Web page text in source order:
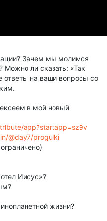
Зачем мы молимся
Можно ли сказать: «Так
ответы на ваши вопросы со
в мой новый
app?startapp=sz9v
@day7/progulki
Иисус»?
жизни?